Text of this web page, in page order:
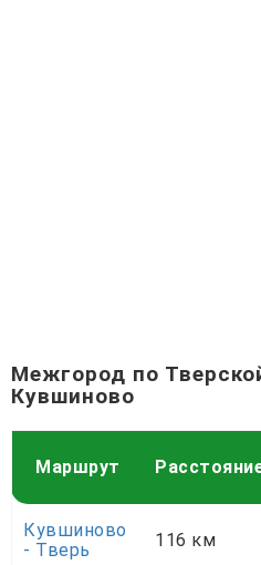
Межгород по
Кувшиново
Маршрут
Кувшиново
- Тверь
116 км